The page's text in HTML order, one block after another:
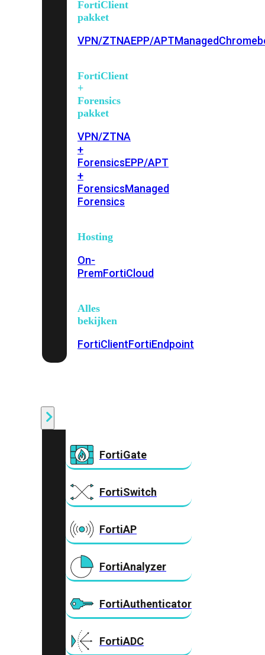
FortiClient
pakket
VPN/ZTNAEPP/APTManaged
FortiClient
+
Forensics
pakket
VPN/ZTNA
+
ForensicsEPP/APT
+
ForensicsManaged
Forensics
Hosting
On-
PremFortiCloud
Alles
bekijken
FortiClientFortiEndpoint
FortiGate
FortiSwitch
FortiAP
FortiAnalyzer
FortiAuthenticator
FortiADC